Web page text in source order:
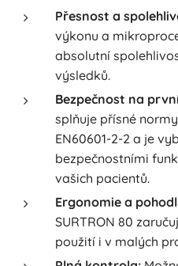
Přesnost a
výkonu a
absolutní
výsledků.
Bezpečnost na
splňuje přísné normy
EN60601-2-2 a je
bezpečnostními
vašich pacientů.
Ergonomie a
SURTRON 80
použití i v malých